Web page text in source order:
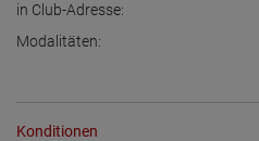
in Club-Adresse:
Modalitäten:
Konditionen